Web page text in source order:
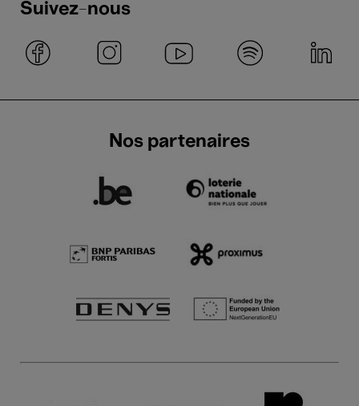
Suivez-nous
Nos partenaires